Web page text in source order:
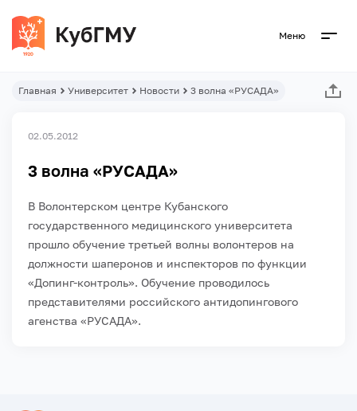
Меню
Главная Университет Новости 3 волна «РУСАДА»
02.05.2012
3 волна «РУСАДА»
В Волонтерском центре Кубанского
государственного медицинского университета
прошло обучение третьей волны волонтеров на
должности шаперонов и инспекторов по функции
«Допинг-контроль». Обучение проводилось
представителями российского антидопингового
агенства «РУСАДА».